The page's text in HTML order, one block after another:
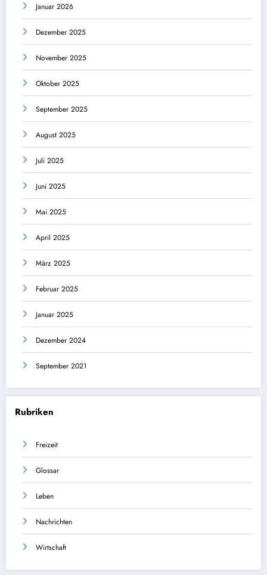
Januar 2026
Dezember 2025
November 2025
Oktober 2025
September 2025
August 2025
Juli 2025
Juni 2025
Mai 2025
April 2025
März 2025
Februar 2025
Januar 2025
Dezember 2024
September 2021
Rubriken
Freizeit
Glossar
Leben
Nachrichten
Wirtschaft